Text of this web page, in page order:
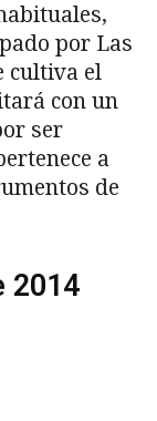
por Las
cultiva el
con un
ser
a
de
2014